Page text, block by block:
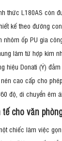
thức L180AS còn
kế theo đường
nhôm ốp PU gia
làm từ hợp kim
hiệu Donati (Ý)
cao cấp cho
độ, di chuyển êm
cho văn
chiếc làm việc